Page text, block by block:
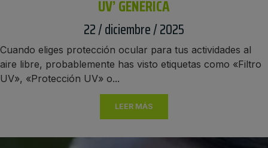
UV’ GENÉRICA
22 / diciembre / 2025
Cuando eliges protección ocular para tus actividades al
aire libre, probablemente has visto etiquetas como «Filtro
UV», «Protección UV» o...
LEER MÁS